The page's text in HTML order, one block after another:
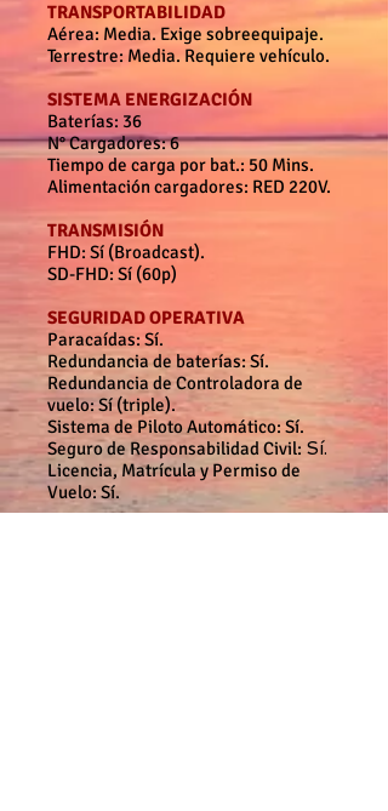
TRANSPORTABILIDAD
Aérea: Media. Exige sobreequipaje.
Terrestre: Media. Requiere vehículo.
SISTEMA ENERGIZACIÓN
Baterías: 36
N° Cargadores: 6
Tiempo de carga por bat.: 50 Mins.
Alimentación cargadores: RED 220V.
TRANSMISIÓN
FHD: Sí (Broadcast).
SD-FHD: Sí (60p)
SEGURIDAD OPERATIVA
Paracaídas:Sí.
Redundancia de baterías: Sí.
Redundancia de Controladora de
vuelo: Sí (triple).
Sistema de Piloto Automático: Sí.
Seguro de Responsabilidad Civil: Sí.
Licencia, Matrícula y Permiso de
Vuelo: Sí.